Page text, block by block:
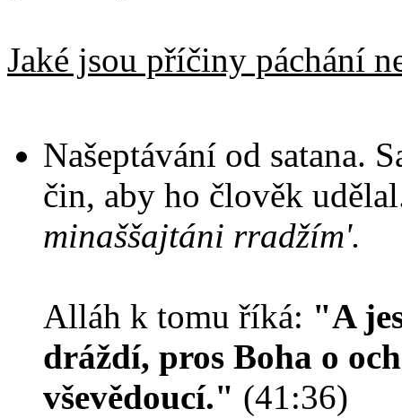
Jaké jsou příčiny páchání
Našeptávání od satana.
čin, aby ho člověk
minaššajtáni rradžím'.
Alláh k tomu říká: "A
dráždí, pros Boha o
vševědoucí." (41:36)